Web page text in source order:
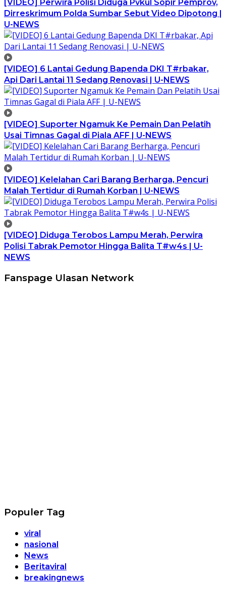
[VIDEO] Perwira Polisi Diduga Pvkul Sopir Pemprov,
Dirreskrimum Polda Sumbar Sebut Video Dipotong |
U-NEWS
[VIDEO] 6 Lantai Gedung Bapenda DKI T#rbakar,
Api Dari Lantai 11 Sedang Renovasi | U-NEWS
[VIDEO] Suporter Ngamuk Ke Pemain Dan Pelatih
Usai Timnas Gagal di Piala AFF | U-NEWS
[VIDEO] Kelelahan Cari Barang Berharga, Pencuri
Malah Tertidur di Rumah Korban | U-NEWS
[VIDEO] Diduga Terobos Lampu Merah, Perwira
Polisi Tabrak Pemotor Hingga Balita T#w4s | U-
NEWS
Fanspage Ulasan Network
Populer Tag
viral
nasional
News
Beritaviral
breakingnews